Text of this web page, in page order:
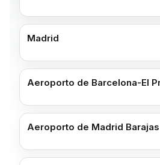
Madrid
Aeroporto de Barcelona-El
Aeroporto de Madrid Barajas